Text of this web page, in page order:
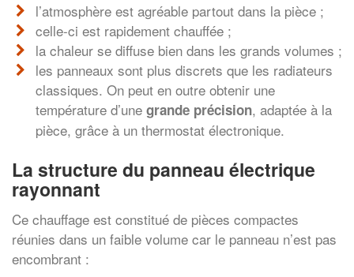
l’atmosphère est agréable partout dans la pièce ;
celle-ci est rapidement chauffée ;
la chaleur se diffuse bien dans les grands volumes ;
les panneaux sont plus discrets que les radiateurs
classiques. On peut en outre obtenir une
température d’une grande précision, adaptée à la
pièce, grâce à un thermostat électronique.
La structure du panneau électrique
rayonnant
Ce chauffage est constitué de pièces compactes
réunies dans un faible volume car le panneau n’est pas
encombrant :